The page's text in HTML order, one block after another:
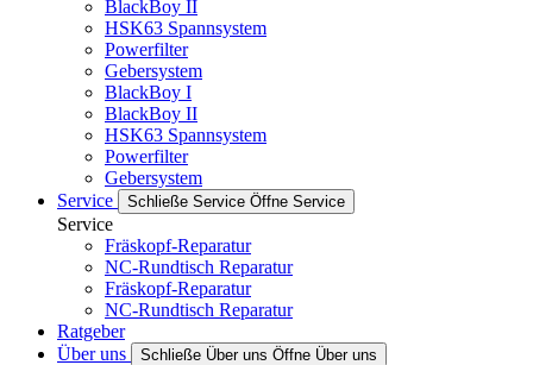
BlackBoy II
HSK63 Spannsystem
Powerfilter
Gebersystem
BlackBoy I
BlackBoy II
HSK63 Spannsystem
Powerfilter
Gebersystem
Service
Schließe Service Öffne Service
Service
Fräskopf-Reparatur
NC-Rundtisch Reparatur
Fräskopf-Reparatur
NC-Rundtisch Reparatur
Ratgeber
Über uns
Schließe Über uns Öffne Über uns